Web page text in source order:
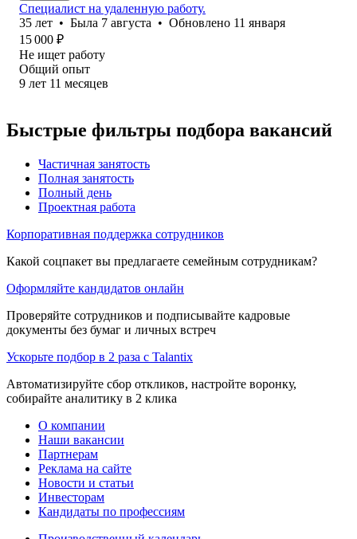
Специалист на удаленную работу.
35 лет • Была 7 августа • Обновлено 11 января
15 000 ₽
Не ищет работу
Общий опыт
9 лет 11 месяцев
Быстрые фильтры подбора вакансий
Частичная занятость
Полная занятость
Полный день
Проектная работа
Корпоративная поддержка сотрудников
Какой соцпакет вы предлагаете семейным сотрудникам?
Оформляйте кандидатов онлайн
Проверяйте сотрудников и подписывайте кадровые
документы без бумаг и личных встреч
Ускорьте подбор в 2 раза с Talantix
Автоматизируйте сбор откликов, настройте воронку,
собирайте аналитику в 2 клика
О компании
Наши вакансии
Партнерам
Реклама на сайте
Новости и статьи
Инвесторам
Кандидаты по профессиям